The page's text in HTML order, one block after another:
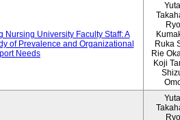
Nursing University Faculty Staff: A
of Prevalence and Organizational
Needs
Ruka
Rie
Koji